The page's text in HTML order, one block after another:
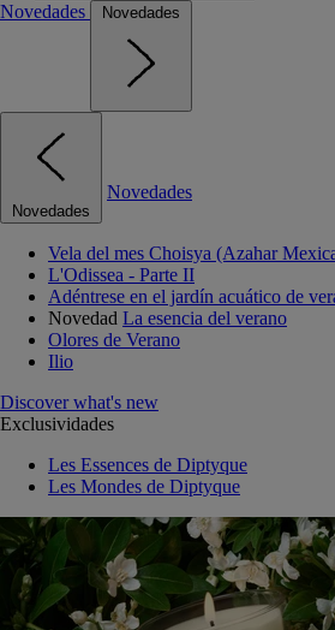
Novedades Novedades
Novedades
Novedades
Vela del mes Choisya (Azahar
L'Odissea - Parte II
Adéntrese en el jardín acuático de
Novedad La esencia del verano
Olores de Verano
Ilio
Discover what's new
Exclusividades
Les Essences de Diptyque
Les Mondes de Diptyque